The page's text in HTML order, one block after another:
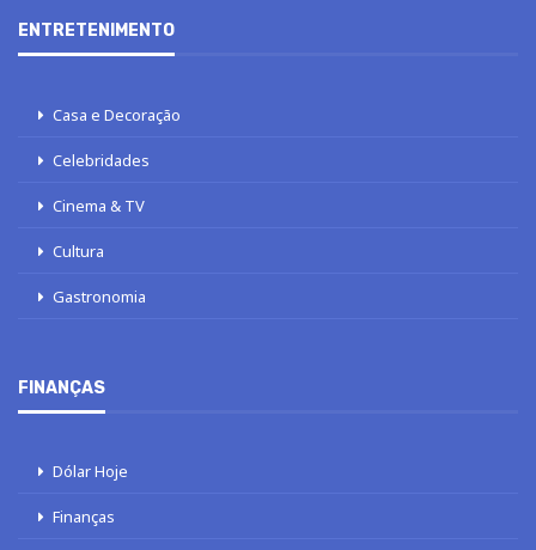
ENTRETENIMENTO
Casa e Decoração
Celebridades
Cinema & TV
Cultura
Gastronomia
FINANÇAS
Dólar Hoje
Finanças